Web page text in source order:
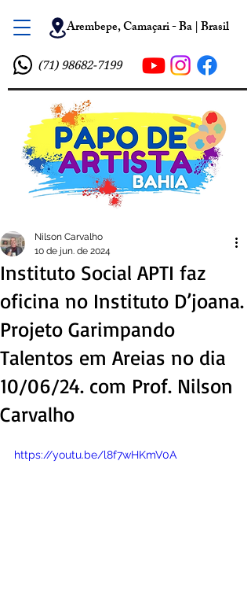
Arembepe, Camaçari - Ba | Brasil
(71) 98682-7199
Instituto Social APTI faz
oficina no Instituto D’joana.
Projeto Garimpando
Talentos em Areias no dia
10/06/24. com Prof. Nilson
Carvalho
Nilson Carvalho
10 de jun. de 2024
https://youtu.be/l8f7wHKmV0A